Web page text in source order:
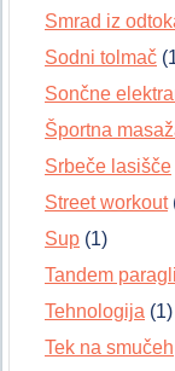
Smrad iz
Sodni tolmač
Sončne
Športna
Srbeče lasišče
Street workout
Sup (1)
Tandem
Tehnologija (1)
Tek na smučeh